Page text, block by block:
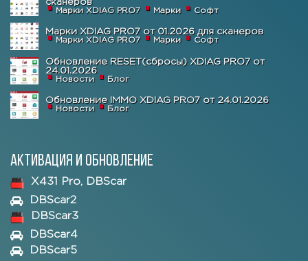
сканеров
Марки XDIAG PRO7 Марки Софт
Марки XDIAG PRO7 от 01.2026 для сканеров
Марки XDIAG PRO7 Марки Софт
Обновление RESET(сбросы) XDIAG PRO7 от
24.01.2026
Новости Блог
Обновление IMMO XDIAG PRO7 от 24.01.2026
Новости Блог
Активация и обновление
X431 Pro, DBScar
DBScar2
DBScar3
DBScar4
DBScar5